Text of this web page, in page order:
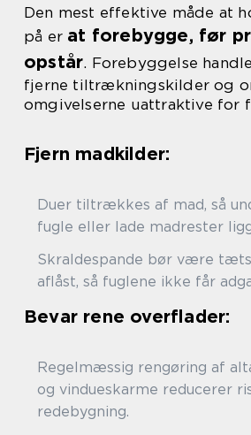
Den mest effektive måde at
på er at forebygge, før
opstår. Forebyggelse
fjerne tiltrækningskilder og
omgivelserne uattraktive for
Fjern madkilder:
Duer tiltrækkes af mad, så
fugle eller lade madrester
Skraldespande bør være
aflåst, så fuglene ikke får
Bevar rene overflader:
Regelmæssig rengøring af
og vindueskarme reducerer
redebygning.